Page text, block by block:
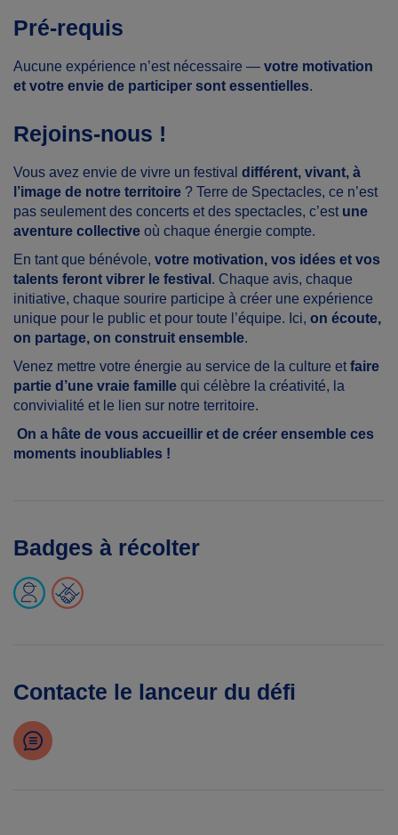
Pré-requis
Aucune expérience n’est nécessaire — votre motivation
et votre envie de participer sont essentielles.
Rejoins-nous !
Vous avez envie de vivre un festival différent, vivant, à
l’image de notre territoire ? Terre de Spectacles, ce n’est
pas seulement des concerts et des spectacles, c’est une
aventure collective où chaque énergie compte.
En tant que bénévole, votre motivation, vos idées et vos
talents feront vibrer le festival . Chaque avis, chaque
initiative, chaque sourire participe à créer une expérience
unique pour le public et pour toute l’équipe. Ici, on écoute,
on partage, on construit ensemble.
Venez mettre votre énergie au service de la culture etfaire
partie d’une vraie famille qui célèbre la créativité, la
convivialité et le lien sur notre territoire.
On a hâte de vous accueillir et de créer ensemble ces
moments inoubliables !
Badges à récolter
Contacte le lanceur du défi